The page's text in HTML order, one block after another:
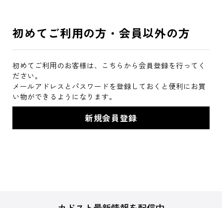
初めてご利用の方・会員以外の方
初めてご利用のお客様は、こちらから会員登録を行ってく
ださい。
メールアドレスとパスワードを登録しておくと便利にお買
い物ができるようになります。